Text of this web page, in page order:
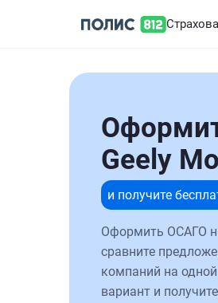
Geely
и получите
Оформить ОСАГО
сравните
компаний на
вариант и